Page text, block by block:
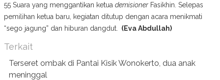
55 Suara yang menggantikan ketua demisioner Fasikhin. Selepas
pemilihan ketua baru, kegiatan ditutup dengan acara menikmati
“sego jagung” dan hiburan dangdut.
(Eva Abdullah)
Terkait
Terseret ombak di Pantai Kisik Wonokerto, dua anak
meninggal